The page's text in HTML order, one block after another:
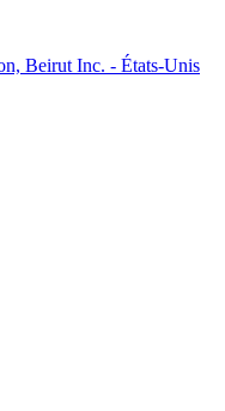
Beirut Inc. - États-Unis